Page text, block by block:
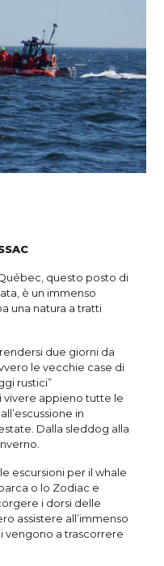
questo posto di
è un immenso
una natura a tratti
due giorni da
le vecchie case di
rustici”
appieno tutte le
in
Dalla sleddog alla
escursioni per il whale
o lo Zodiac e
i dorsi delle
assistere all’immenso
vengono a trascorrere